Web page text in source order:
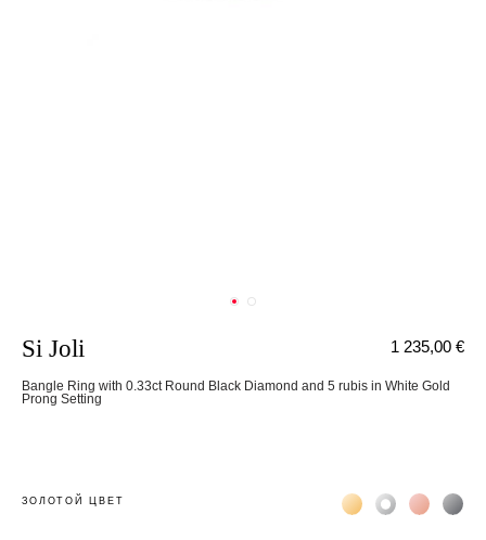
Si Joli
Bangle Ring with 0.33ct Round Black Diamond and 5 rubis in White Gold
Prong Setting
1 235,00 €
ЗОЛОТОЙ ЦВЕТ Жёлтое золото 18К
Белое золото
Розовое